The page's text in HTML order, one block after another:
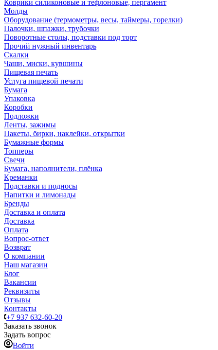
Коврики силиконовые и тефлоновые, пергамент
Молды
Оборудование (термометры, весы, таймеры, горелки)
Палочки, шпажки, трубочки
Поворотные столы, подставки под торт
Прочий нужный инвентарь
Скалки
Чаши, миски, кувшины
Пищевая печать
Услуга пищевой печати
Бумага
Упаковка
Коробки
Подложки
Ленты, зажимы
Пакеты, бирки, наклейки, открытки
Бумажные формы
Топперы
Свечи
Бумага, наполнители, плёнка
Креманки
Подставки и подносы
Напитки и лимонады
Бренды
Доставка и оплата
Доставка
Оплата
Вопрос-ответ
Возврат
О компании
Наш магазин
Блог
Вакансии
Реквизиты
Отзывы
Контакты
+7 937 632-60-20
Заказать звонок
Задать вопрос
Войти